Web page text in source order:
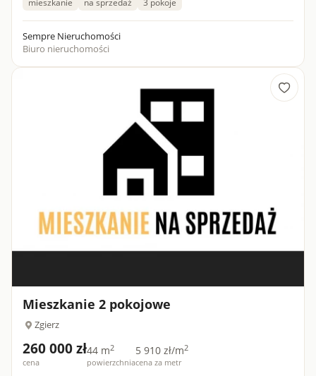
Sempre Nieruchomości
Biuro nieruchomości
Mieszkanie 2 pokojowe
Zgierz
260 000 zł
cena
44 m2
powierzchnia
5 910 zł/m2
cena za metr